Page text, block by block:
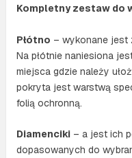
Kompletny zestaw do
Płótno – wykonane jest
Na płótnie naniesiona
miejsca gdzie należy
pokryta jest warstwą
folią ochronną.
Diamenciki– a jest ich
dopasowanych do